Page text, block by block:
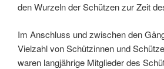
den Wurzeln der Schützen zur Zeit
Im Anschluss und zwischen den
Vielzahl von Schützinnen und
waren langjährige Mitglieder des